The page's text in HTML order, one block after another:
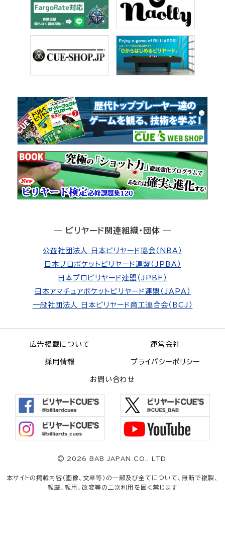
― ビリヤード関連組織・団体 ―
公益社団法人 日本ビリヤード協会（NBA）
日本プロポケットビリヤード連盟（JPBA）
日本プロビリヤード連盟（JPBF）
日本アマチュアポケットビリヤード連盟（JAPA）
一般社団法人 日本ビリヤード商工連合会（BCJ）
広告掲載について 運営会社
採用情報 プライバシーポリシー
お問い合わせ
© 2026 BAB JAPAN CO., LTD.
本サイトの掲載内容（画像、文章等）の一部及び全てについて、無断で複製、
転載、転用、改変等の二次利用を固く禁じます